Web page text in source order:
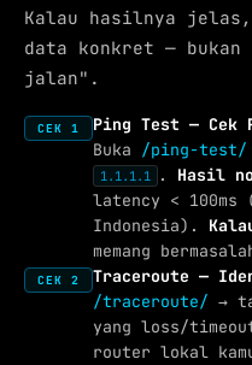
Kalau hasilnya jelas,
data konkret —
jalan".
CEK 1 Ping Test — Cek
Buka /ping-test/
1.1.1.1 . Hasil
latency <
Indonesia).
memang
CEK 2 Traceroute —
/traceroute/ →
yang loss/
router lokal